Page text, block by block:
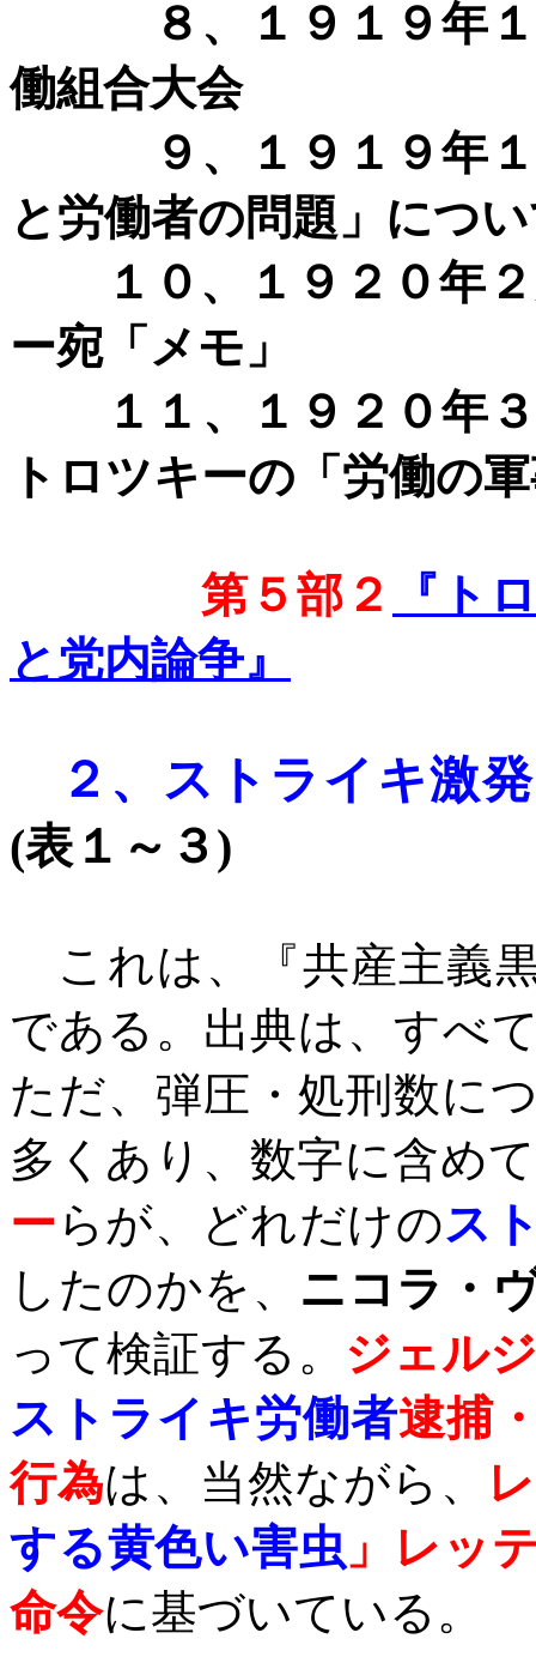
８、１９１９年
働組合大会
９、１９１９年
と労働者の問題」につ
１０、１９２０年
ー宛「メモ」
１１、１９２０年
トロツキーの「労働の
第５部２
『ト
と党内論争』
２、 ストライキ激
(表１～３ )
これは、『共産主義
である。出典は、すべ
ただ、弾圧・処刑数に
多くあり、数字に含め
ーらが、どれだけのス
したのかを、 ニコラ・
って検証する。 ジェル
ストライキ労働者逮捕
行為は、当然ながら、
する黄色い害虫 」レッ
命令に基づいている。